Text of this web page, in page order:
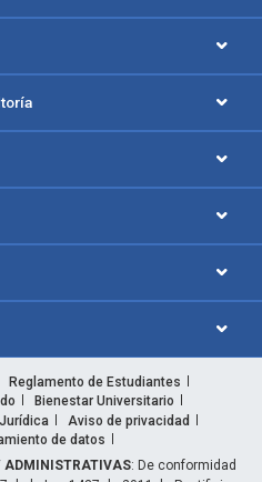
Reglamento de Estudiantes
Bienestar Universitario
Aviso de privacidad
de datos
ADMINISTRATIVAS: De conformidad